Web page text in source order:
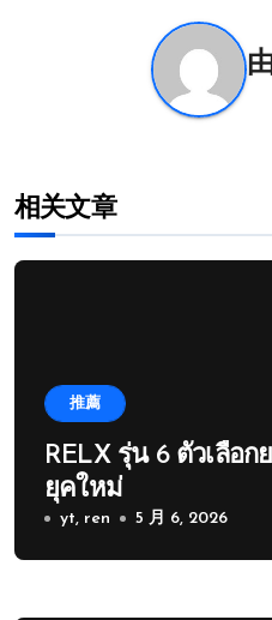
由
相关文章
推薦
RELX รุ่น 6 ตัวเลือ
ยุคใหม่
yt, ren 5 月 6, 2026